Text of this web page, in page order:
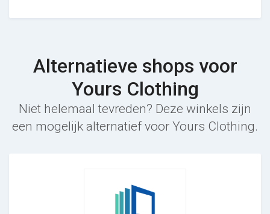
Alternatieve shops voor
Yours Clothing
Niet helemaal tevreden? Deze winkels zijn
een mogelijk alternatief voor Yours Clothing.